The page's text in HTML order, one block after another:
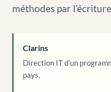
méthodes par
Clarins
Direction IT d’un
pays.